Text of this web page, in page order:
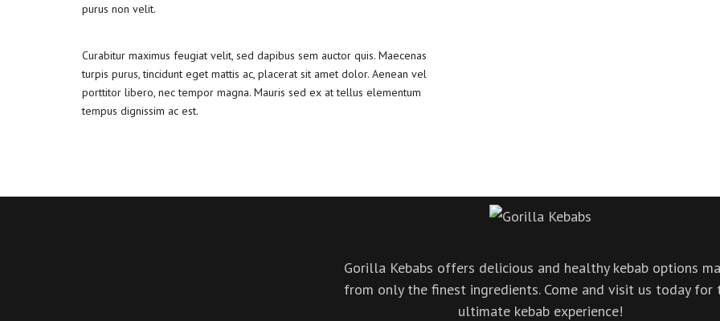
purus non velit.
Curabitur maximus feugiat velit, sed dapibus sem auctor quis. Maecenas
turpis purus, tincidunt eget mattis ac, placerat sit amet dolor. Aenean vel
porttitor libero, nec tempor magna. Mauris sed ex at tellus elementum
tempus dignissim ac est.
Gorilla Kebabs offers delicious and healthy kebab options
from only the finest ingredients. Come and visit us today for
ultimate kebab experience!